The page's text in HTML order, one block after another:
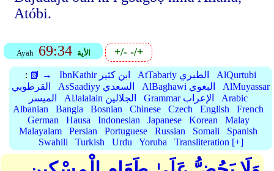
Atóbi.
Ayah 69:34 الأية +/--/+
: 📗 → IbnKathir ابن كثير AtTabariy الطبري
AlQurtubi
القرطوبي
AsSaadiyy السعدي AlBaghawi البغوي
AlMuyassar
الميسر
AlJalalain الجلالين Grammar الإعراب
Arabic
Albanian
Bangla Bosnian Chinese Czech English
French
German
Hausa Indonesian Japanese Korean
Malay
Malayalam
Persian Portuguese Russian Somali
Spanish
Swahili
Turkish Urdu Yoruba Transliteration [+]